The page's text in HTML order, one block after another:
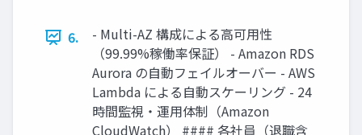
6.
- Multi-AZ 構成による高可用性
（99.99%稼働率保証） - Amazon RDS
Aurora の自動フェイルオーバー - AWS
Lambda による自動スケーリング - 24
時間監視・運用体制（Amazon
CloudWatch） #### 各社員（退職含